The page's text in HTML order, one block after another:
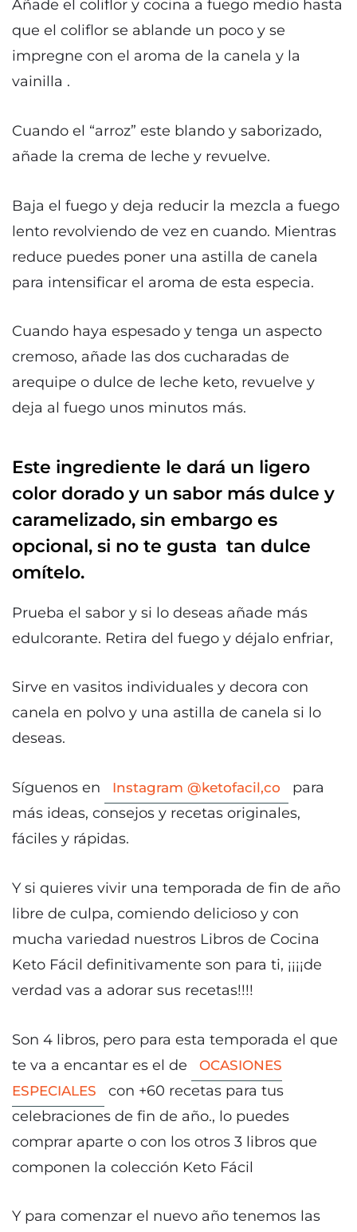
Añade el coliflor y cocina a fuego medio hasta
que el coliflor se ablande un poco y se
impregne con el aroma de la canela y la
vainilla .
Cuando el “arroz” este blando y saborizado,
añade la crema de leche y revuelve.
Baja el fuego y deja reducir la mezcla a fuego
lento revolviendo de vez en cuando. Mientras
reduce puedes poner una astilla de canela
para intensificar el aroma de esta especia.
Cuando haya espesado y tenga un aspecto
cremoso, añade las dos cucharadas de
arequipe o dulce de leche keto, revuelve y
deja al fuego unos minutos más.
Este ingrediente le dará un ligero
color dorado y un sabor más dulce y
caramelizado, sin embargo es
opcional, si no te gusta tan dulce
omítelo.
Prueba el sabor y si lo deseas añade más
edulcorante. Retira del fuego y déjalo enfriar,
Sirve en vasitos individuales y decora con
canela en polvo y una astilla de canela si lo
deseas.
Síguenos en Instagram @ketofacil,co
para
más ideas, consejos y recetas originales,
fáciles y rápidas.
Y si quieres vivir una temporada de fin de año
libre de culpa, comiendo delicioso y con
mucha variedad nuestros Libros de Cocina
Keto Fácil definitivamente son para ti, ¡¡¡¡de
verdad vas a adorar sus recetas!!!!
Son 4 libros, pero para esta temporada el que
te va a encantar es el de
OCASIONES
ESPECIALES
con +60 recetas para tus
celebraciones de fin de año., lo puedes
comprar aparte o con los otros 3 libros que
componen la colección Keto Fácil
Y para comenzar el nuevo año tenemos las